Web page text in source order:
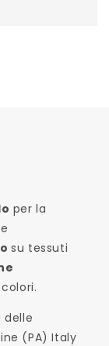
per la
e
su tessuti
delle
(PA) Italy